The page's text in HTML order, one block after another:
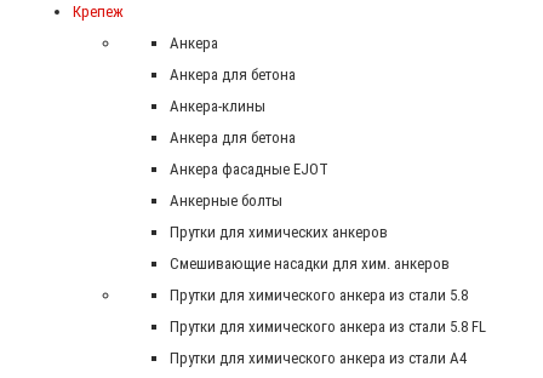
Крепеж
Анкера
Анкера для бетона
Анкера-клины
Анкера для бетона
Анкера фасадные EJOT
Анкерные болты
Прутки для химических анкеров
Смешивающие насадки для хим. анкеров
Прутки для химического анкера из стали 5.8
Прутки для химического анкера из стали 5.8 FL
Прутки для химического анкера из стали А4